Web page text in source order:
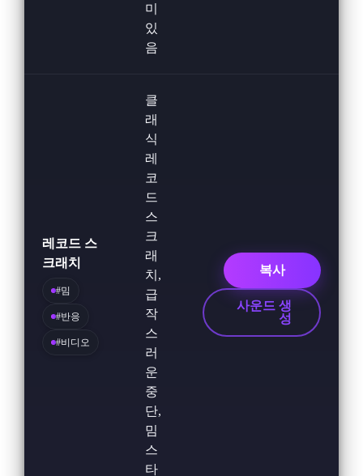
미
있
음
레코드 스
크래치
#밈
#반응
#비디오
클
래
식
레
코
드
스
크
래
치,
급
작
스
러
운
중
단,
밈
스
타
복사
사운드 생
성